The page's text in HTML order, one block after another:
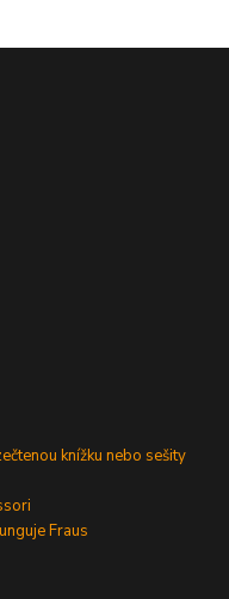
knížku nebo sešity
Fraus